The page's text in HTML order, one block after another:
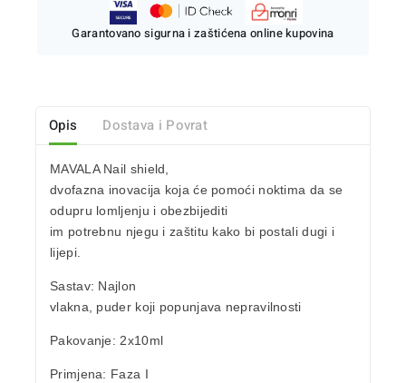
Garantovano sigurna i zaštićena online kupovina
Opis Dostava i Povrat
MAVALA Nail shield,
dvofazna inovacija koja će pomoći noktima da se
odupru lomljenju i obezbijediti
im potrebnu njegu i zaštitu kako bi postali dugi i
lijepi.
Sastav: Najlon
vlakna, puder koji popunjava nepravilnosti
Pakovanje: 2x10ml
Primjena: Faza I